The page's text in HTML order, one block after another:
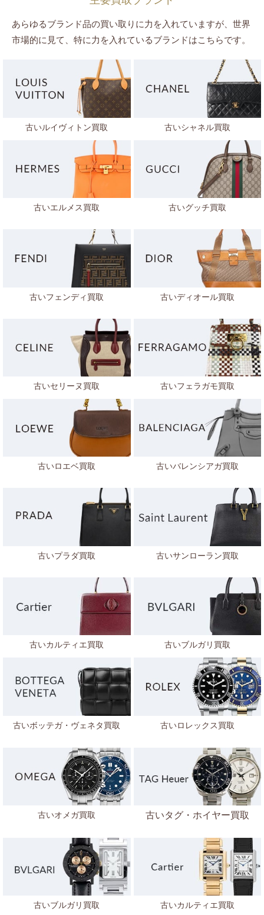
あらゆるブランド品の買い取りに力を入れていますが、世界
市場的に見て、特に力を入れているブランドはこちらです。
古いルイヴィトン買取 古いシャネル買取
古いエルメス買取 古いグッチ買取
古いフェンディ買取 古いディオール買取
古いセリーヌ買取 古いフェラガモ買取
古いロエベ買取 古いバレンシアガ買取
古いプラダ買取 古いサンローラン買取
古いカルティエ買取 古いブルガリ買取
古いボッテガ・ヴェネタ買取 古いロレックス買取
古いオメガ買取 古いタグ・ホイヤー買取
古いブルガリ買取 古いカルティエ買取